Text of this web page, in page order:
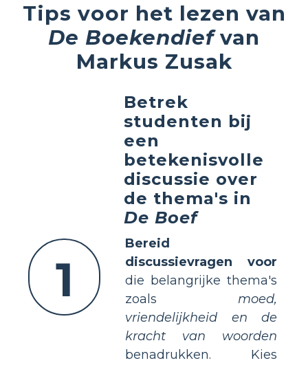
Tips voor het lezen van
De Boekendiefvan
Markus Zusak
1
Betrek
studenten bij
een
betekenisvolle
discussie over
de thema's in
De Boef
Bereid
discussievragen voor
die belangrijke thema's
zoals moed,
vriendelijkheid en de
kracht van woorden
benadrukken. Kies